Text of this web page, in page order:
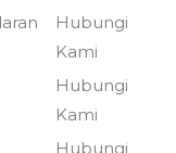
Hubungi
Kami
Hubungi
Kami
Hubungi